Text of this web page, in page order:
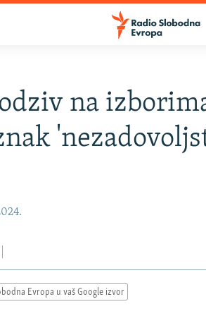
na
Evropa u vaš Google izvor